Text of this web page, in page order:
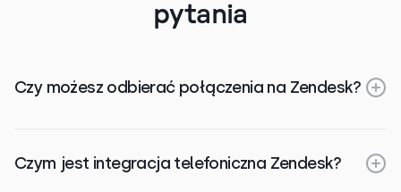
pytania
Czy możesz odbierać połączenia na Zendesk?
Czym jest integracja telefoniczna Zendesk?